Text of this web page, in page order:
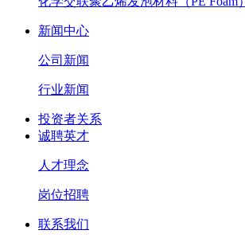
新闻中心
公司新闻
行业新闻
投资者关系
诚聘英才
人才理念
岗位招聘
联系我们